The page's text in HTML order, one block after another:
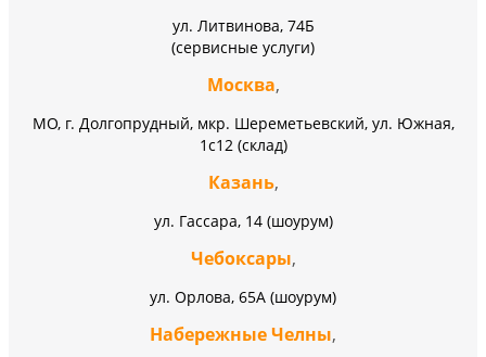
ул. Литвинова, 74Б
(сервисные услуги)
Москва,
МО, г. Долгопрудный, мкр. Шереметьевский, ул. Южная,
1с12 (склад)
Казань,
ул. Гассара, 14 (шоурум)
Чебоксары,
ул. Орлова, 65А (шоурум)
Набережные Челны,